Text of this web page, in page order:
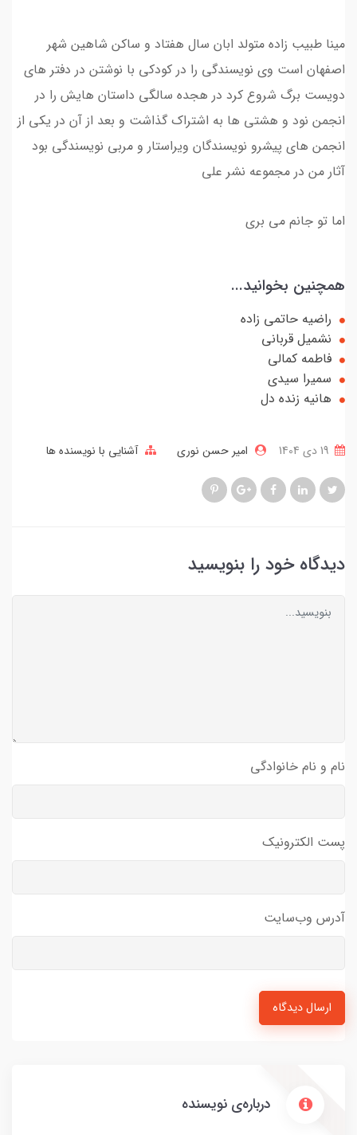
مینا طبیب زاده متولد ابان سال هفتاد و ساکن شاهین شهر
اصفهان است وی نویسندگی را در کودکی با نوشتن در دفتر های
دویست برگ شروع کرد در هجده سالگی داستان هایش را در
انجمن نود و هشتی ها به اشتراک گذاشت و بعد از آن در یکی از
انجمن های پیشرو نویسندگان ویراستار و مربی نویسندگی بود
آثار من در مجموعه نشر علی
اما تو جانم می بری
همچنین بخوانید...
راضیه حاتمی زاده
نشمیل قربانی
فاطمه کمالی
سمیرا سیدی
هانیه زنده دل
امیر حسن نوری آشنایی با نویسنده ها
دیدگاه خود را بنویسید
نام و نام خانوادگی
پست الکترونیک
آدرس وب‌سایت
ارسال دیدگاه
درباره‌ی نویسنده